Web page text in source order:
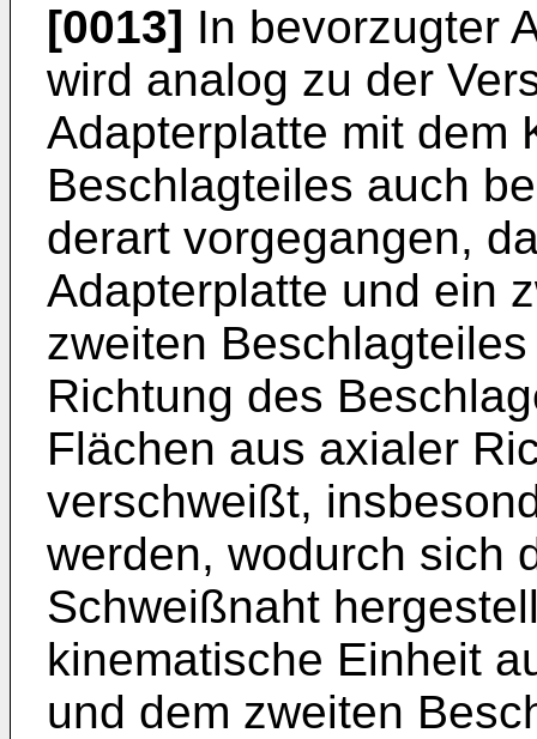
[0013] In bevorzugter
wird analog zu der
Adapterplatte mit dem
Beschlagteiles auch
derart vorgegangen,
Adapterplatte und ein
zweiten
Richtung des
Flächen aus axialer
verschweißt,
werden, wodurch sich
Schweißnaht
kinematische Einheit
und dem zweiten